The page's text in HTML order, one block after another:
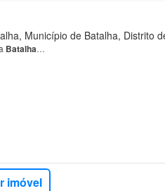
Município de Batalha, Distrito
Batalha…
imóvel